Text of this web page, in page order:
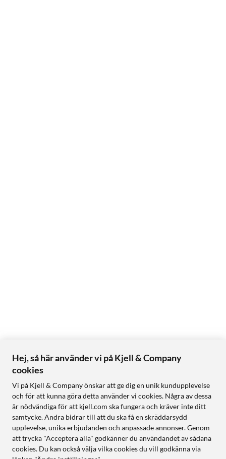
Hej, så här använder vi på Kjell & Company
cookies
Vi på Kjell & Company önskar att ge dig en unik kundupplevelse
och för att kunna göra detta använder vi cookies. Några av dessa
är nödvändiga för att kjell.com ska fungera och kräver inte ditt
samtycke. Andra bidrar till att du ska få en skräddarsydd
upplevelse, unika erbjudanden och anpassade annonser. Genom
att trycka "Acceptera alla" godkänner du användandet av sådana
cookies. Du kan också välja vilka cookies du vill godkänna via